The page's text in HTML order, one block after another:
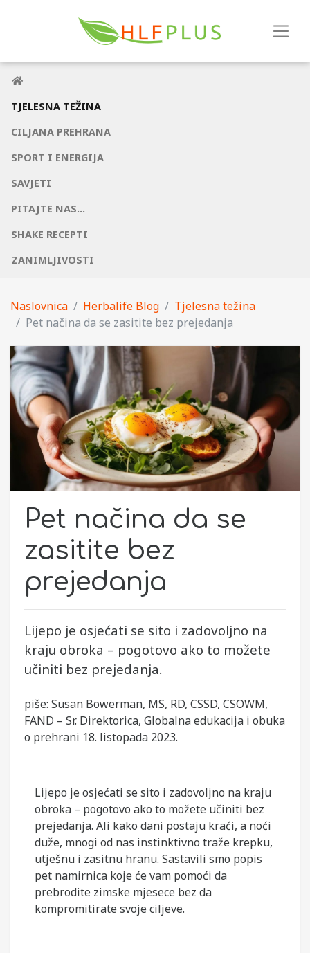
TJELESNA TEŽINA
CILJANA PREHRANA
SPORT I ENERGIJA
SAVJETI
PITAJTE NAS...
SHAKE RECEPTI
ZANIMLJIVOSTI
Naslovnica Herbalife Blog
Tjelesna težina
Pet načina da se zasitite bez prejedanja
Pet načina da se
zasitite bez
prejedanja
Lijepo je osjećati se sito i zadovoljno na
kraju obroka – pogotovo ako to možete
učiniti bez prejedanja.
piše: Susan Bowerman, MS, RD, CSSD, CSOWM,
FAND – Sr. Direktorica, Globalna edukacija i obuka
o prehrani 18. listopada 2023.
Lijepo je osjećati se sito i zadovoljno na kraju
obroka – pogotovo ako to možete učiniti bez
prejedanja. Ali kako dani postaju kraći, a noći
duže, mnogi od nas instinktivno traže krepku,
utješnu i zasitnu hranu. Sastavili smo popis
pet namirnica koje će vam pomoći da
prebrodite zimske mjesece bez da
kompromitirate svoje ciljeve.